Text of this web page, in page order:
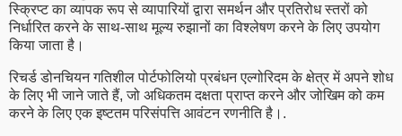
स्क्रिप्ट का व्यापक रूप से व्यापारियों द्वारा समर्थन और प्रतिरोध स्तरों को
निर्धारित करने के साथ-साथ मूल्य रुझानों का विश्लेषण करने के लिए उपयोग
किया जाता है।
रिचर्ड डोनचियन गतिशील पोर्टफोलियो प्रबंधन एल्गोरिदम के क्षेत्र में अपने शोध
के लिए भी जाने जाते हैं, जो अधिकतम दक्षता प्राप्त करने और जोखिम को कम
करने के लिए एक इष्टतम परिसंपत्ति आवंटन रणनीति है।.